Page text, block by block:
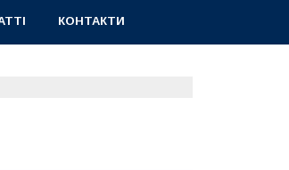
КОНТАКТИ